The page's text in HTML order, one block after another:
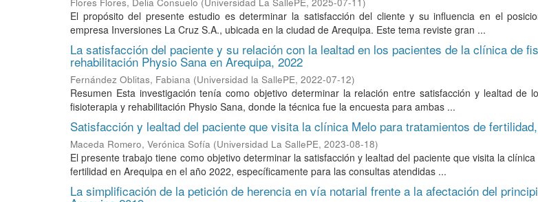
El propósito del presente estudio es determinar la satisfacción del cliente y su influencia en el
empresa Inversiones La Cruz S.A., ubicada en la ciudad de Arequipa. Este tema reviste gran ...
La satisfacción del paciente y su relación con la lealtad en los pacientes de la clínica de
rehabilitación Physio Sana en Arequipa, 2022
Fernández Oblitas, Fabiana (Universidad la SallePE, 2022-07-12)
Resumen Esta investigación tenía como objetivo determinar la relación entre satisfacción y lealtad de
fisioterapia y rehabilitación Physio Sana, donde la técnica fue la encuesta para ambas ...
Satisfacción y lealtad del paciente que visita la clínica Melo para tratamientos de
Maceda Romero, Verónica Sofía (Universidad La SallePE, 2023-08-18)
El presente trabajo tiene como objetivo determinar la satisfacción y lealtad del paciente que visita la
fertilidad en Arequipa en el año 2022, específicamente para las consultas atendidas ...
La simplificación de la petición de herencia en vía notarial frente a la afectación del